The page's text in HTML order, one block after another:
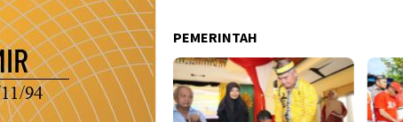
PEMERINTAH